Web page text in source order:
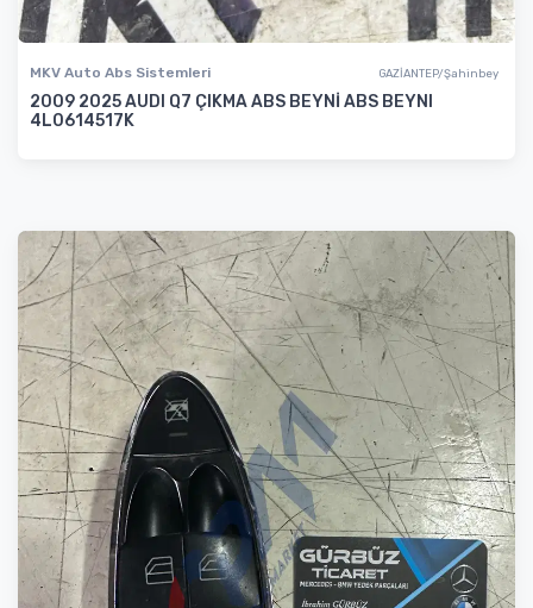
MKV Auto Abs Sistemleri GAZİANTEP/Şahinbey
2009 2025 AUDI Q7 ÇIKMA ABS BEYNİ ABS BEYNI
4L0614517K